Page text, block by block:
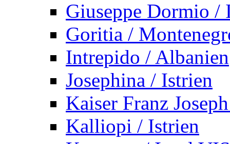
Giuseppe Dormio /
Goritia /
Intrepido / Albanien
Josephina / Istrien
Kaiser Franz
Kalliopi / Istrien